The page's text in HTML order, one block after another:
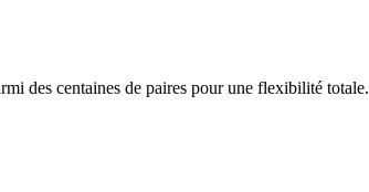
des centaines de paires pour une flexibilité totale.